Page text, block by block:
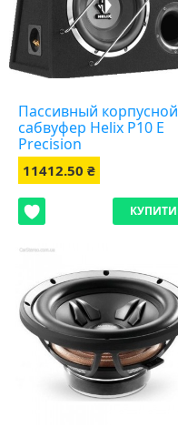
Пассивный корпусной
сабвуфер Helix P10 E
Precision
11412.50 ₴
КУПИТИ